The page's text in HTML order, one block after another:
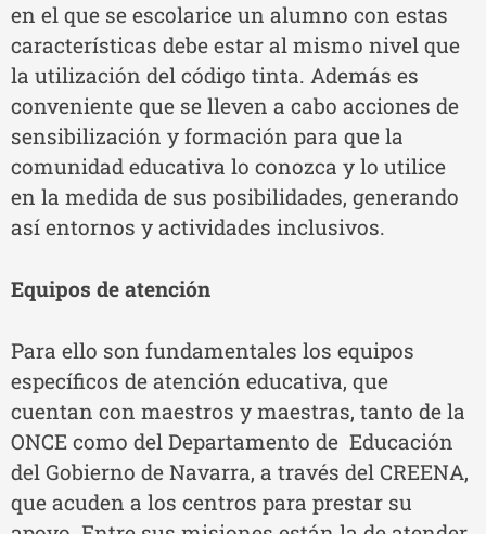
en el que se escolarice un alumno con estas
características debe estar al mismo nivel que
la utilización del código tinta. Además es
conveniente que se lleven a cabo acciones de
sensibilización y formación para que la
comunidad educativa lo conozca y lo utilice
en la medida de sus posibilidades, generando
así entornos y actividades inclusivos.
Equipos de atención
Para ello son fundamentales los equipos
específicos de atención educativa, que
cuentan con maestros y maestras, tanto de la
ONCE como del Departamento de Educación
del Gobierno de Navarra, a través del CREENA,
que acuden a los centros para prestar su